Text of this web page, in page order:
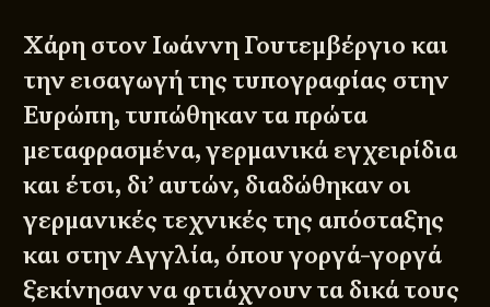
Χάρη στον Ιωάννη Γουτεμβέργιο και
την εισαγωγή της τυπογραφίας στην
Ευρώπη, τυπώθηκαν τα πρώτα
μεταφρασμένα, γερμανικά εγχειρίδια
και έτσι, δι’ αυτών, διαδώθηκαν οι
γερμανικές τεχνικές της απόσταξης
και στην Αγγλία, όπου γοργά-γοργά
ξεκίνησαν να φτιάχνουν τα δικά τους